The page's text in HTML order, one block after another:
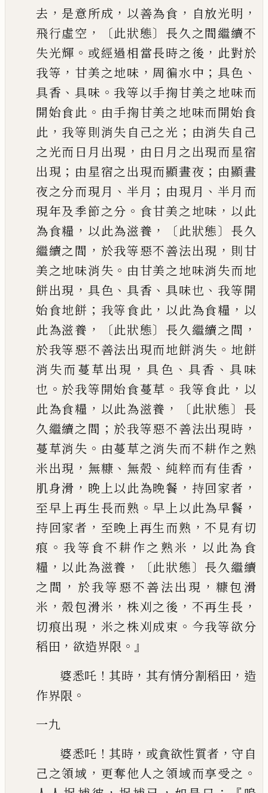
去 ， 是意所成 ， 以善為食 ， 自放光明 ，
飛行虛空 ，〔此狀態〕 長久之間繼續不
失光輝 。 或經過相當長時之後 ， 此對於
我等 ， 甘美之地味 ， 周徧水中 ； 具色 、
具香 、具味 。 我等以手掬甘美之地味而
開始食此 。 由手掬甘美之地味而開始食
此 ， 我等則消失自 己之光 ； 由消失自己
之光而日月出現 ， 由日 月之出現而星宿
出現 ； 由星宿之出現而顯晝夜 ； 由顯晝
夜之分而現月 、半月 ； 由現月 、半月而
現年及季節之分 。 食甘美之地味 ， 以此
為食糧 ， 以此為滋養 ，〔此狀態〕 長久
繼續之間 ， 於我等惡不善法出現 ， 則甘
美之地味消失 。 由甘美之地味消失而地
餅出現 ， 具色 、具香 、具味也 、 我等開
始食地餅 ； 我等食此 ， 以此為食糧 ， 以
此為滋養 ，〔此狀態〕 長久繼續之間 ，
於我等惡不善法出現而地餅消失 。 地餅
消失而蔓草出現 ，具色 、 具香 、具味
也 。 於我等開始食蔓草 。 我等食此 ， 以
此為食糧 ， 以此為滋養 ，〔此狀態〕 長
久繼續之間 ； 於我等惡不善法出現時 ，
蔓草消失 。 由蔓草之消失而不耕作之熟
米出現 ， 無糠 、 無殼 、 純粹而有佳香 ，
肌身滑 ， 晚上以此為晚餐 ， 持回家者 ，
至早上再生長而熟 。早上以此為早餐 ，
持回家者 ， 至晚上再生而熟 ，不見有切
痕 。 我等食不耕作之熟米 ， 以此為食
糧 ， 以此為滋養 ，〔此狀態〕 長久繼續
之間 ， 於我等惡不善法出現 ， 糠包滑
米 ， 殼包滑米 ，株刈之後 ， 不再生長 ，
切痕出現 ， 米之株刈成束 。 今我等欲分
稻田 ， 欲造界限 。』
婆悉吒 ！ 其時 ， 其有情分割稻田 ， 造
作界限 。
一九
婆悉吒 ！ 其時 ， 或貪欲性質者 ， 守自
己之領域 ， 更奪他人之領域而享受之 。